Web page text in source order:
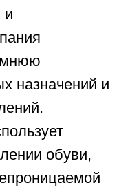
и
назначений и
обуви,